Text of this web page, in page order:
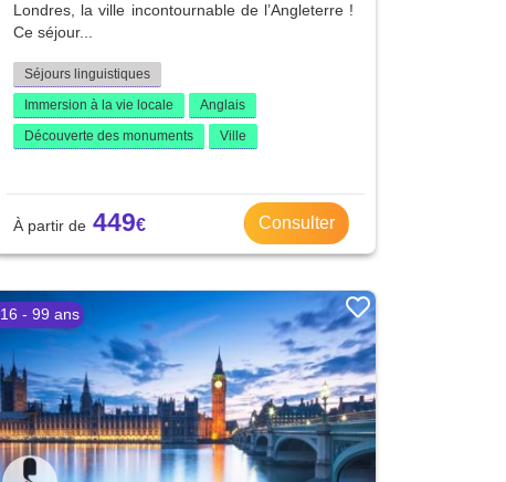
Londres, la ville incontournable de l’Angleterre !
Ce séjour...
Séjours linguistiques
Immersion à la vie locale
Anglais
Découverte des monuments
Ville
449 Consulter
16 - 99 ans